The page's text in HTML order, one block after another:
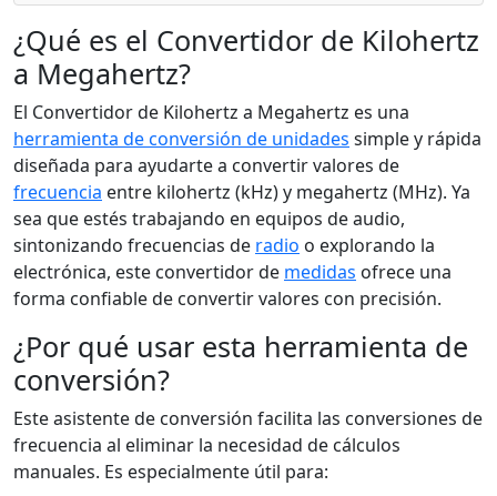
¿Qué es el Convertidor de Kilohertz
a Megahertz?
El Convertidor de Kilohertz a Megahertz es una
herramienta de conversión de unidades simple y rápida
diseñada para ayudarte a convertir valores de
frecuencia entre kilohertz (kHz) y megahertz (MHz). Ya
sea que estés trabajando en equipos de audio,
sintonizando frecuencias de radio o explorando la
electrónica, este convertidor de medidas ofrece una
forma confiable de convertir valores con precisión.
¿Por qué usar esta herramienta de
conversión?
Este asistente de conversión facilita las conversiones de
frecuencia al eliminar la necesidad de cálculos
manuales. Es especialmente útil para: